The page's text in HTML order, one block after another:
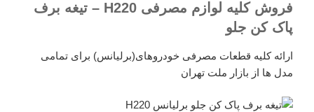
فروش کلیه لوازم مصرفی H220 – تیغه برف
پاک کن جلو
ارائه کلیه قطعات مصرفی خودروهای(برلیانس) برای تمامی
مدل ها از بازار ملت تهران